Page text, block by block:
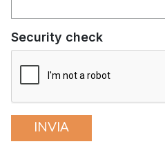
Security check
INVIA